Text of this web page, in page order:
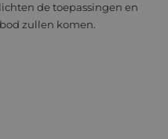
de toepassingen en
zullen komen.